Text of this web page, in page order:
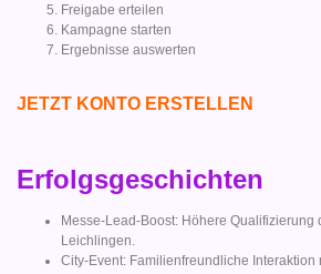
Freigabe erteilen
Kampagne starten
Ergebnisse auswerten
JETZT KONTO ERSTELLEN
Erfolgsgeschichten
Messe-Lead-Boost: Höhere Qualifizierung
Leichlingen.
City-Event: Familienfreundliche Interaktion